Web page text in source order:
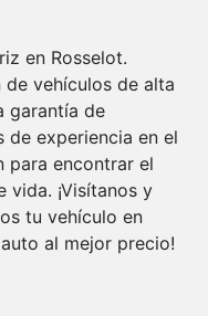
en Rosselot.
de vehículos de alta
garantía de
de experiencia en el
para encontrar el
¡Visítanos y
tu vehículo en
al mejor precio!